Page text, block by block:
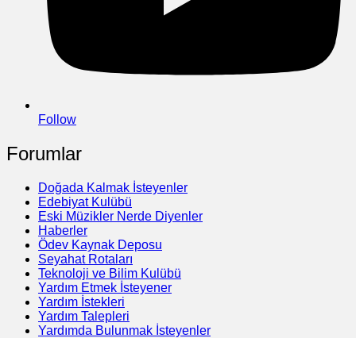
Follow
Forumlar
Doğada Kalmak İsteyenler
Edebiyat Kulübü
Eski Müzikler Nerde Diyenler
Haberler
Ödev Kaynak Deposu
Seyahat Rotaları
Teknoloji ve Bilim Kulübü
Yardım Etmek İsteyener
Yardım İstekleri
Yardım Talepleri
Yardımda Bulunmak İsteyenler